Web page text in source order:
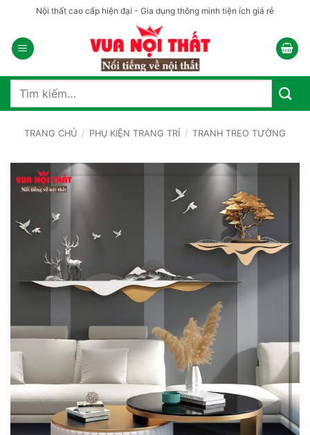
nội
dung
Nội thất cao cấp hiện đại - Gia dụng thông minh tiện ích giá rẻ
Tìm
TRANG CHỦ / PHỤ KIỆN TRANG TRÍ / TRANH TREO TƯỜNG